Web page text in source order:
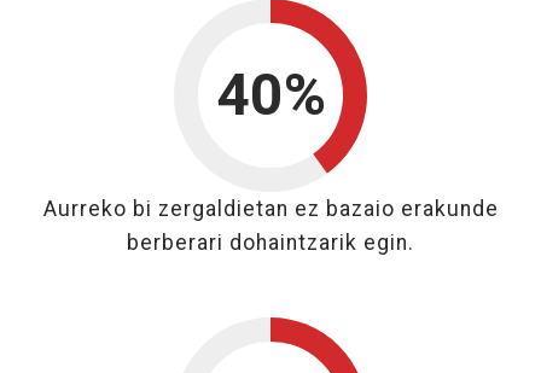
40%
40%
Aurreko bi zergaldietan ez bazaio erakunde
berberari dohaintzarik egin.